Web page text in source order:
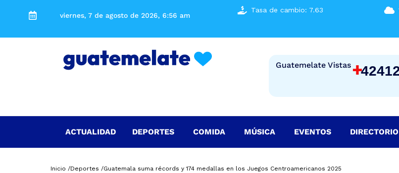
viernes, 7 de agosto de 2026, 6:56 am
Tasa de cambio: 7.63
Guatemelate Vistas +
ACTUALIDAD DEPORTES COMIDA MÚSICA EVENTOS DIRECTORIO
Inicio /Deportes /Guatemala suma récords y 174 medallas en los Juegos Centroamericanos 2025